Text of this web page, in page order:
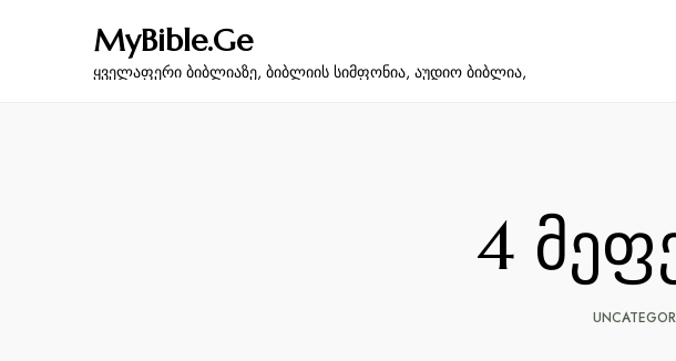
MyBible.Ge
ყველაფერი ბიბლიაზე, ბიბლიის სიმფონია, აუდიო ბიბლია,
4